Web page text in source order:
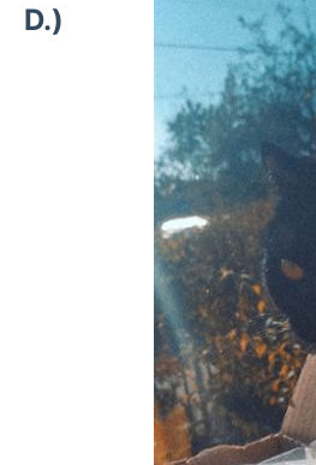
D.)